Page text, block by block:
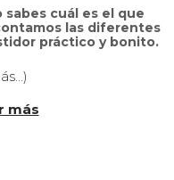
sabes cuál es el que
las diferentes
práctico y bonito.
más